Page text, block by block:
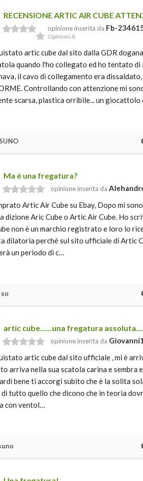
RECENSIONE ARTIC AIR CUBE
opinione inserita da Fb-
Opinioni.it
artic cube dal sito dalla GDR
quando l'ho collegato ed ho tentato di
il cavo di collegamento era
Controllando con attenzione mi
scarsa, plastica orribile... un giocattolo
Ma è una fregatura?
opinione inserita da
Artic Air Cube su Ebay, Dopo mi
dizione Aric Cube o Artic Air Cube. Ho
non è un marchio registrato e loro lo
dilatoria perché sul sito ufficiale di Artic
un periodo di c…
so
artic cube......una fregatura assoluta....
opinione inserita da
artic cube dal sito ufficiale , mi è
arriva nella sua scatola carina e sembra
bene ti accorgi subito che è la solita
tutto quello che dicono che in teoria
con ventol…